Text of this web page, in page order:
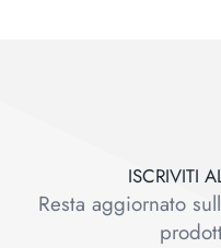
ISCRIVITI
Resta aggiornato